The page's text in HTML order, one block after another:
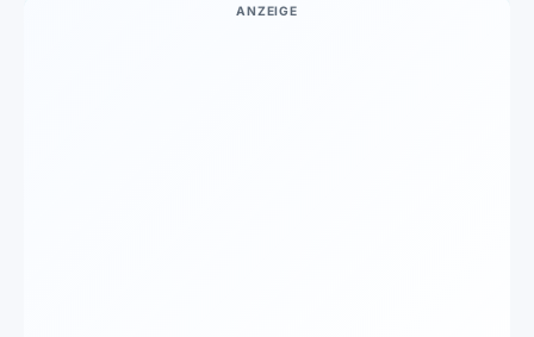
ANZEIGE